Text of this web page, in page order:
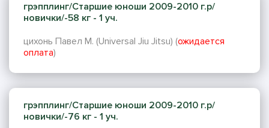
грэпплинг/Старшие юноши 2009-2010 г.р/
новички/-58 кг - 1 уч.
цихонь Павел М. (Universal Jiu Jitsu) (ожидается
оплата)
грэпплинг/Старшие юноши 2009-2010 г.р/
новички/-76 кг - 1 уч.